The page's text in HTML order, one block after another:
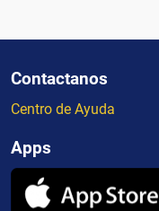
Contactanos
Centro de Ayuda
Apps